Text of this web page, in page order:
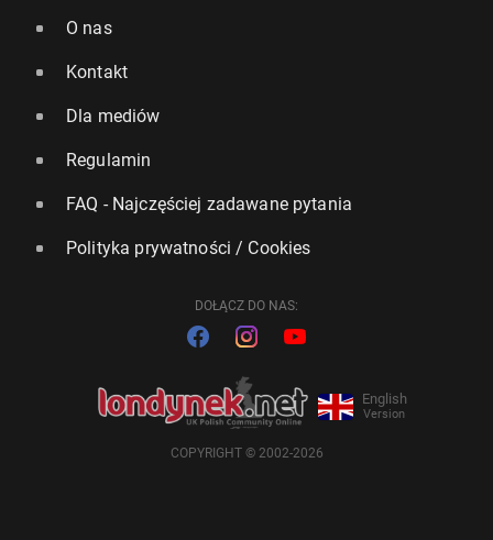
O nas
Kontakt
Dla mediów
Regulamin
FAQ - Najczęściej zadawane pytania
Polityka prywatności / Cookies
DOŁĄCZ DO NAS:
English
Version
COPYRIGHT © 2002-2026